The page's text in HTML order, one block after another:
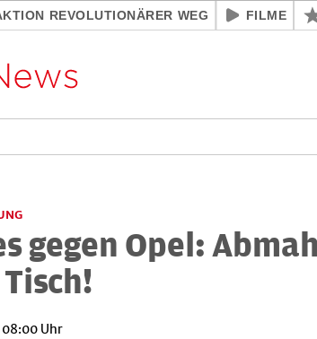
REVOLUTIONÄRER WEG FILME
gegen Opel:
Uhr